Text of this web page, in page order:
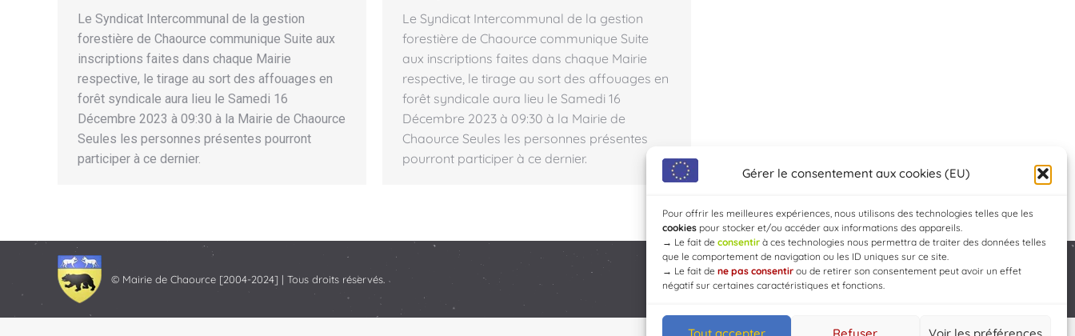
Gérer le consentement aux cookies (EU)
Pour offrir les meilleures expériences, nous utilisons des technologies telles que les
cookies pour stocker et/ou accéder aux informations des appareils.
→ Le fait de consentir à ces technologies nous permettra de traiter des données telles
que le comportement de navigation ou les ID uniques sur ce site.
→ Le fait de ne pas consentir ou de retirer son consentement peut avoir un effet
négatif sur certaines caractéristiques et fonctions.
Tout accepter Refuser Voir les préférences
Le Syndicat Intercommunal de la gestion
forestière de Chaource communique Suite aux
inscriptions faites dans chaque Mairie
respective, le tirage au sort des affouages en
forêt syndicale aura lieu le Samedi 16
Décembre 2023 à 09:30 à la Mairie de Chaource
Seules les personnes présentes pourront
participer à ce dernier.
Le Syndicat Intercommunal de la gestion
forestière de Chaource communique Suite
aux inscriptions faites dans chaque Mairie
respective, le tirage au sort des affouages en
forêt syndicale aura lieu le Samedi 16
Décembre 2023 à 09:30 à la Mairie de
Chaource Seules les personnes présentes
pourront participer à ce dernier.
© Mairie de Chaource [2004-2024] | Tous droits réservés. Developed by